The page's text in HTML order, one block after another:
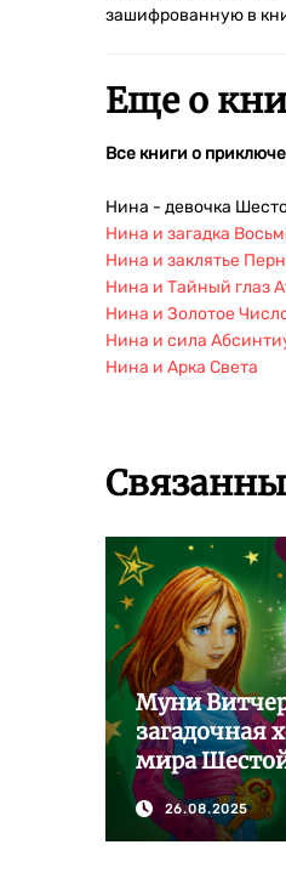
зашифрованную в
Еще о
Все книги о
Нина - девочка
Нина и загадка
Нина и заклятье
Нина и Тайный глаз
Нина и Золотое
Нина и сила
Нина и Арка Света
Муни
загадочная
мира
26.08.2025